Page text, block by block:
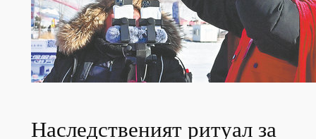
Наследственият ритуал за